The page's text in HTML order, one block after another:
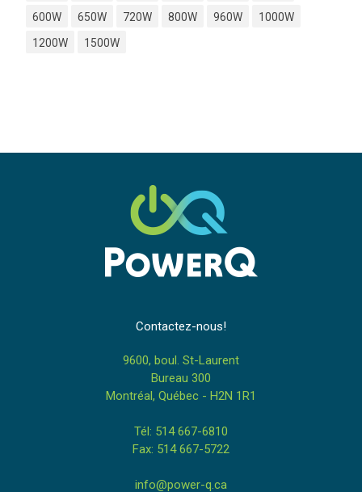
600W
650W 720W 800W 960W
1000W
1200W
1500W
Contactez-nous!
9600, boul. St-Laurent
Bureau 300
Montréal, Québec - H2N 1R1
Tél: 514 667-6810
Fax: 514 667-5722
info@power-q.ca